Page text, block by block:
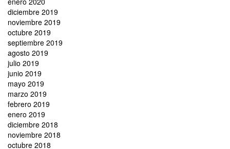
diciembre 2019
noviembre 2019
octubre 2019
septiembre 2019
agosto 2019
julio 2019
junio 2019
mayo 2019
marzo 2019
febrero 2019
enero 2019
diciembre 2018
noviembre 2018
octubre 2018